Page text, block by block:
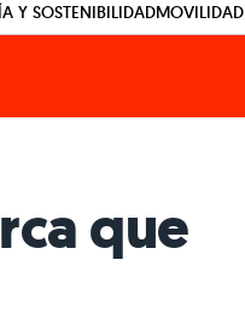
Y SOSTENIBILIDADMOVILIDAD
que